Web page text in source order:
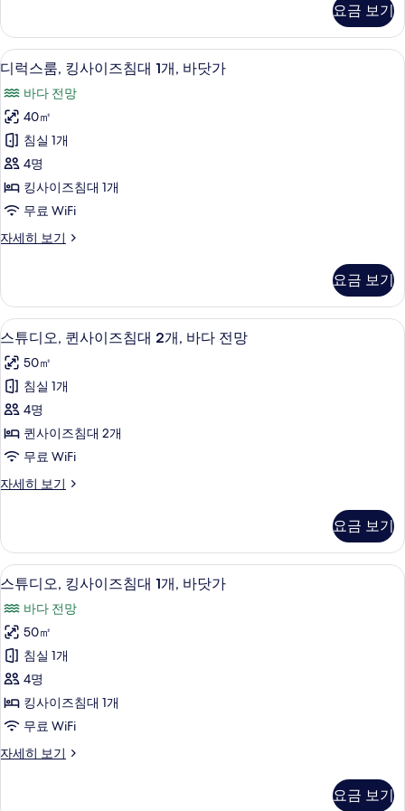
2
개,
바
닷
가
사
진
모
두
보
퀸
사
이
즈
침
대
개,
바
닷
가
자
히
요금 보기
디
럭
스
룸,
킹
사
이
즈
침
1
개,
바
닷
가
사
진
모
두
1 개의 침실, 객실 내 금고, 책상, 다리
7
디럭스룸, 킹사이즈침대 1개, 바닷가
바다 전망
40㎡
침실 1개
4명
킹사이즈침대 1개
무료 WiFi
자세히 보기
디
킹
사
이
침
대
개,
바
닷
가
자
기
요금 보기
스
튜
디
오,
퀸
사
이
즈
대
2
개,
바
다
전
망
사
진
모
1 개의 침실, 객실 내 금고, 책상, 다리
5
스튜디오, 퀸사이즈침대 2개, 바다 전망
50㎡
침실 1개
4명
퀸사이즈침대 2개
무료 WiFi
자세히 보기
스
퀸
사
이
침
대
개,
바
다
전
망
세
요금 보기
스
디
오,
킹
사
이
즈
침
1 개의 침실, 객실 내 금고, 책상, 다리
7
스튜디오, 킹사이즈침대 1개, 바닷가
바다 전망
50㎡
침실 1개
4명
킹사이즈침대 1개
무료 WiFi
자세히 보기
스
요금 보기